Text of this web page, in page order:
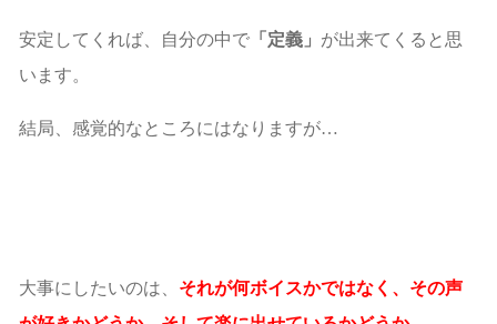
安定してくれば、自分の中で「定義」 が出来てくると思
います。
結局、感覚的なところにはなりますが…
大事にしたいのは、 それが何ボイスかではなく、その声